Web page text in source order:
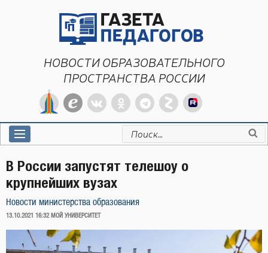
НОВОСТИ ОБРАЗОВАТЕЛЬНОГО
ПРОСТРАНСТВА РОССИИ
Искать:
В России запустят телешоу о
крупнейших вузах
Новости министерства образования
ОПУБЛИКОВАНО
13.10.2021 16:32 МОЙ УНИВЕРСИТЕТ